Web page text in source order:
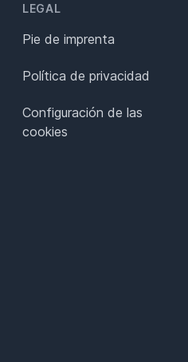
LEGAL
Pie de imprenta
Política de privacidad
Configuración de las
cookies